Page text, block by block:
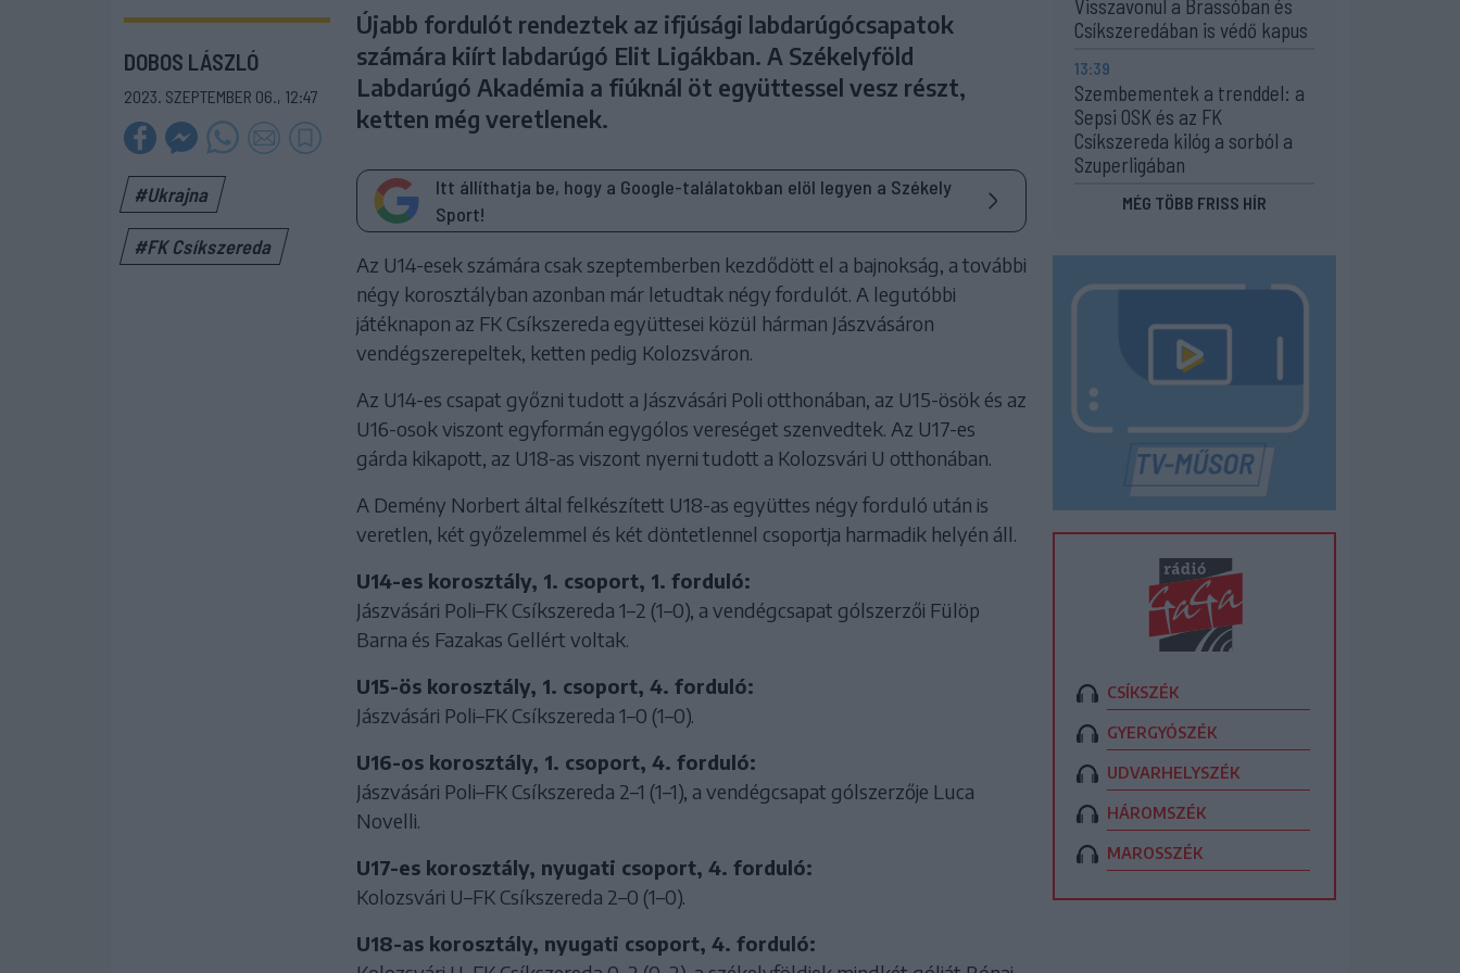
DOBOS LÁSZLÓ
2023. SZEPTEMBER 06., 12:47
#Ukrajna
#FK Csíkszereda
Újabb fordulót rendeztek az ifjúsági labdarúgócsapatok
számára kiírt labdarúgó Elit Ligákban. A Székelyföld
Labdarúgó Akadémia a fiúknál öt együttessel vesz részt,
ketten még veretlenek.
Itt állíthatja be, hogy a Google-találatokban elöl legyen a Székely
Sport!
Az U14-esek számára csak szeptemberben kezdődött el a bajnokság, a további
négy korosztályban azonban már letudtak négy fordulót. A legutóbbi
játéknapon az FK Csíkszereda együttesei közül hárman Jászvásáron
vendégszerepeltek, ketten pedig Kolozsváron.
Az U14-es csapat győzni tudott a Jászvásári Poli otthonában, az U15-ösök és az
U16-osok viszont egyformán egygólos vereséget szenvedtek. Az U17-es
gárda kikapott, az U18-as viszont nyerni tudott a Kolozsvári U otthonában.
A Demény Norbert által felkészített U18-as együttes négy forduló után is
veretlen, két győzelemmel és két döntetlennel csoportja harmadik helyén áll.
U14-es korosztály, 1. csoport, 1. forduló:
Jászvásári Poli–FK Csíkszereda 1–2 (1–0), a vendégcsapat gólszerzői Fülöp
Barna és Fazakas Gellért voltak.
U15-ös korosztály, 1. csoport, 4. forduló:
Jászvásári Poli–FK Csíkszereda 1–0 (1–0).
U16-os korosztály, 1. csoport, 4. forduló:
Jászvásári Poli–FK Csíkszereda 2–1 (1–1), a vendégcsapat gólszerzője Luca
Novelli.
U17-es korosztály, nyugati csoport, 4. forduló:
Kolozsvári U–FK Csíkszereda 2–0 (1–0).
U18-as korosztály, nyugati csoport, 4. forduló:
Visszavonul a Brassóban és
Csíkszeredában is védő kapus
13:39
Szembementek a trenddel: a
Sepsi OSK és az FK
Csíkszereda kilóg a sorból a
Szuperligában
MÉG TÖBB FRISS HÍR
CSÍKSZÉK
GYERGYÓSZÉK
UDVARHELYSZÉK
HÁROMSZÉK
MAROSSZÉK